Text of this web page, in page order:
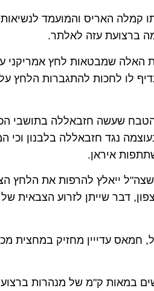
קמלה האריס והמועמד
ברצועת עזה לאלתר.
האלה שמבטאות לחץ
לו לחכות להתגברות הלחץ
שעשה חזבאללה בתושבי
נגד חזבאללה בלבנון
איראן.
שצה"ל ייאלץ להרפות את הלחץ
דבר שייתן לזרוע הצבאית
חמושים במאות ק"מ של מנהרות